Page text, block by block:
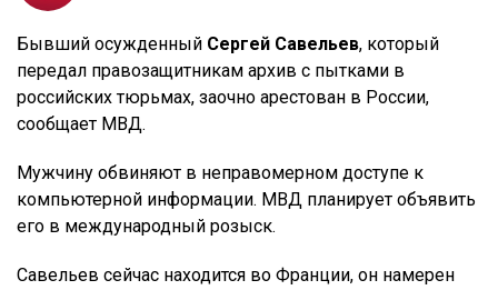
Бывший осужденный Сергей Савельев, который
передал правозащитникам архив с пытками в
российских тюрьмах, заочно арестован в России,
сообщает МВД.
Мужчину обвиняют в неправомерном доступе к
компьютерной информации. МВД планирует объявить
его в международный розыск.
Савельев сейчас находится во Франции, он намерен